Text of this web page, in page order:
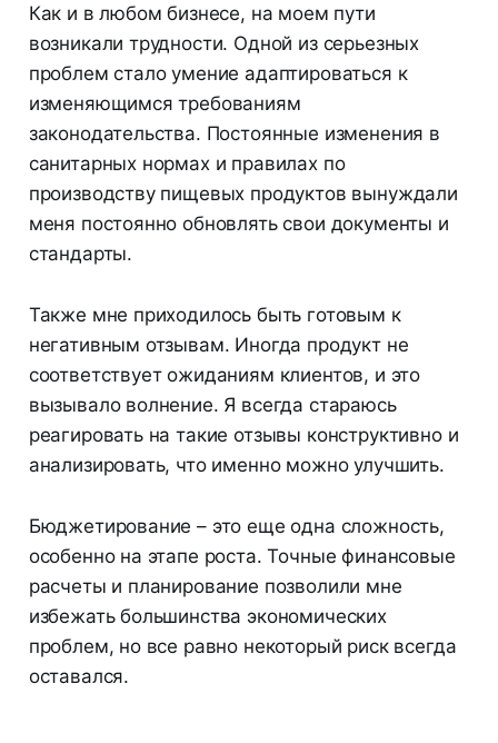
Как и в любом бизнесе, на моем пути
возникали трудности. Одной из серьезных
проблем стало умение адаптироваться к
изменяющимся требованиям
законодательства. Постоянные изменения в
санитарных нормах и правилах по
производству пищевых продуктов вынуждали
меня постоянно обновлять свои документы и
стандарты.
Также мне приходилось быть готовым к
негативным отзывам. Иногда продукт не
соответствует ожиданиям клиентов, и это
вызывало волнение. Я всегда стараюсь
реагировать на такие отзывы конструктивно и
анализировать, что именно можно улучшить.
Бюджетирование – это еще одна сложность,
особенно на этапе роста. Точные финансовые
расчеты и планирование позволили мне
избежать большинства экономических
проблем, но все равно некоторый риск всегда
оставался.